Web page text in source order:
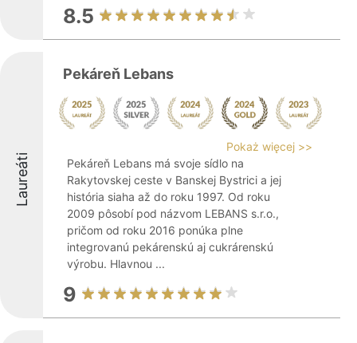
8.5
Laureáti
Pekáreň Lebans
Pokaż więcej >>
Pekáreň Lebans má svoje sídlo na
Rakytovskej ceste v Banskej Bystrici a jej
história siaha až do roku 1997. Od roku
2009 pôsobí pod názvom LEBANS s.r.o.,
pričom od roku 2016 ponúka plne
integrovanú pekárenskú aj cukrárenskú
výrobu. Hlavnou ...
9